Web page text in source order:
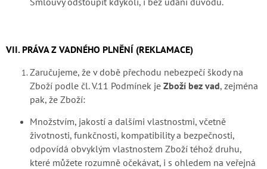
VII. PRÁVA Z VADNÉHO PLNĚNÍ (REKLAMACE)
Zaručujeme, že v době přechodu nebezpečí škody na
Zboží podle čl. V.11 Podmínek je Zboží bez vad, zejména
pak, že Zboží:
Množstvím, jakostí a dalšími vlastnostmi, včetně
životnosti, funkčnosti, kompatibility a bezpečnosti,
odpovídá obvyklým vlastnostem Zboží téhož druhu,
které můžete rozumně očekávat, i s ohledem na veřejná